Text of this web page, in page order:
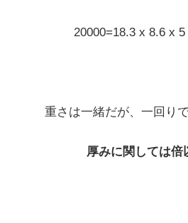
20000=18.3 x 8.6 x
重さは一緒だが、一回り
厚みに関しては倍